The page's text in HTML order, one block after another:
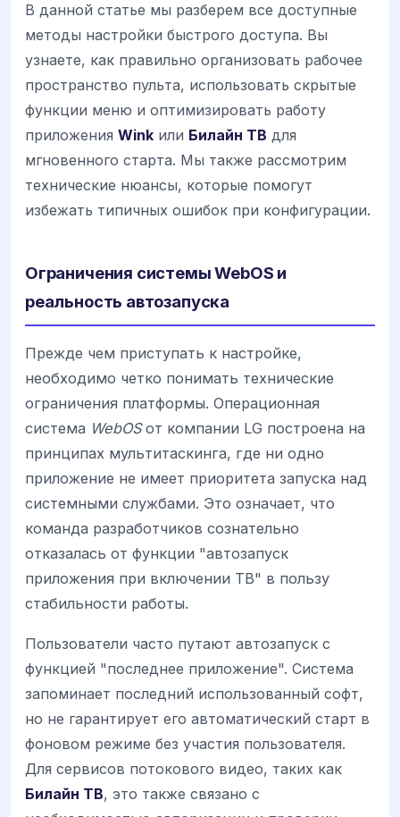
В данной статье мы разберем все доступные
методы настройки быстрого доступа. Вы
узнаете, как правильно организовать рабочее
пространство пульта, использовать скрытые
функции меню и оптимизировать работу
приложения Wink или Билайн ТВ для
мгновенного старта. Мы также рассмотрим
технические нюансы, которые помогут
избежать типичных ошибок при конфигурации.
Ограничения системы WebOS и
реальность автозапуска
Прежде чем приступать к настройке,
необходимо четко понимать технические
ограничения платформы. Операционная
система WebOSот компании LG построена на
принципах мультитаскинга, где ни одно
приложение не имеет приоритета запуска над
системными службами. Это означает, что
команда разработчиков сознательно
отказалась от функции "автозапуск
приложения при включении ТВ" в пользу
стабильности работы.
Пользователи часто путают автозапуск с
функцией "последнее приложение". Система
запоминает последний использованный софт,
но не гарантирует его автоматический старт в
фоновом режиме без участия пользователя.
Для сервисов потокового видео, таких как
Билайн ТВ, это также связано с